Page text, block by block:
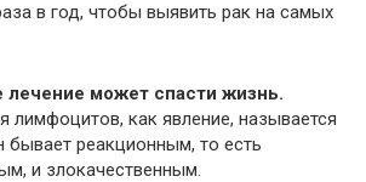
в год, чтобы выявить рак на самых
лечение может спасти жизнь.
лимфоцитов, как явление, называется
реакционным, то есть
и злокачественным.